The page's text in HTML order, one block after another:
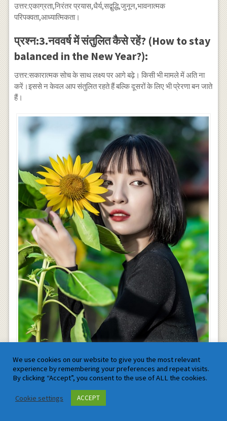
उत्तर:एकाग्रता,निरंतर प्रयास,धैर्य,सद्बुद्धि,जुनून,भावनात्मक
परिपक्वता,आध्यात्मिकता।
प्रश्न:3.नववर्ष में संतुलित कैसे रहें? (How to stay
balanced in the New Year?):
उत्तर:सकारात्मक सोच के साथ लक्ष्य पर आगे बढ़े। किसी भी मामले में अति ना
करें।इससे न केवल आप संतुलित रहते हैं बल्कि दूसरों के लिए भी प्रेरणा बन जाते
हैं।
We use cookies on our website to give you the most relevant
experience by remembering your preferences and repeat visits.
By clicking “Accept”, you consent to the use of ALL the cookies.
Cookie settings ACCEPT